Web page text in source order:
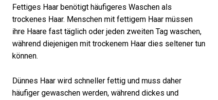
Fettiges Haar benötigt häufigeres Waschen als
trockenes Haar. Menschen mit fettigem Haar müssen
ihre Haare fast täglich oder jeden zweiten Tag waschen,
während diejenigen mit trockenem Haar dies seltener tun
können.
Dünnes Haar wird schneller fettig und muss daher
häufiger gewaschen werden, während dickes und